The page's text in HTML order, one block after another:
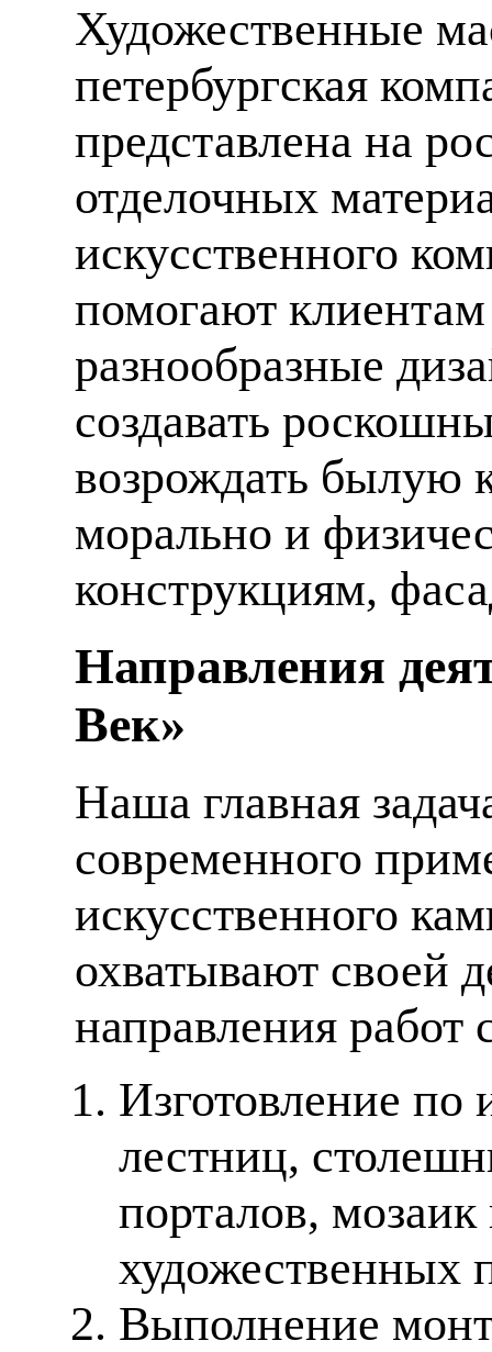
Художественные
петербургская
представлена на
отделочных
искусственного
помогают
разнообразные
создавать
возрождать былую
морально и
конструкциям,
Направления
Век»
Наша главная
современного
искусственного
охватывают своей
направления работ
Изготовление по
лестниц,
порталов,
художественных
Выполнение